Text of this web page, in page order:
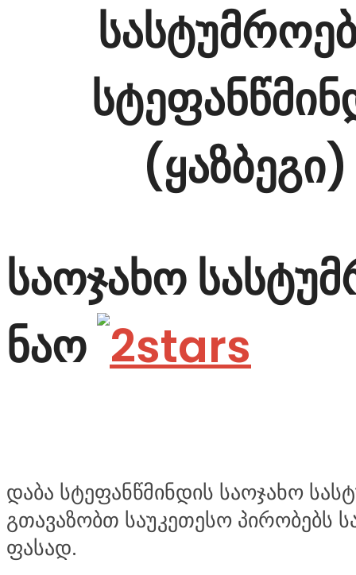
(ყაზბეგი)
საოჯახო
ნაო
დაბა სტეფანწმინდის საოჯახო
გთავაზობთ საუკეთესო პირობებს
ფასად.